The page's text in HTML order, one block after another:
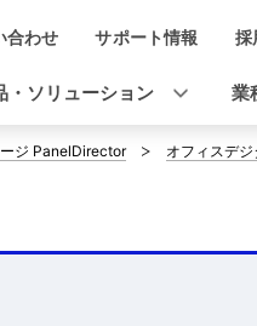
合わせ サポート情報 採
・ソリューション 業
ジ PanelDirector
オフィスデ